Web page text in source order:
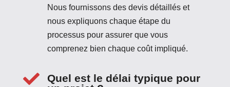
Nous fournissons des devis détaillés et
nous expliquons chaque étape du
processus pour assurer que vous
comprenez bien chaque coût impliqué.

Quel est le délai typique pour